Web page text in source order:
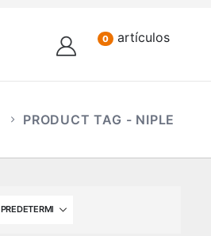
0 artículos
PRODUCT TAG - NIPLE